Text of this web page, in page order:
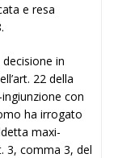
e resa
in
22 della
con
ha irrogato
maxi-
3, comma 3, del